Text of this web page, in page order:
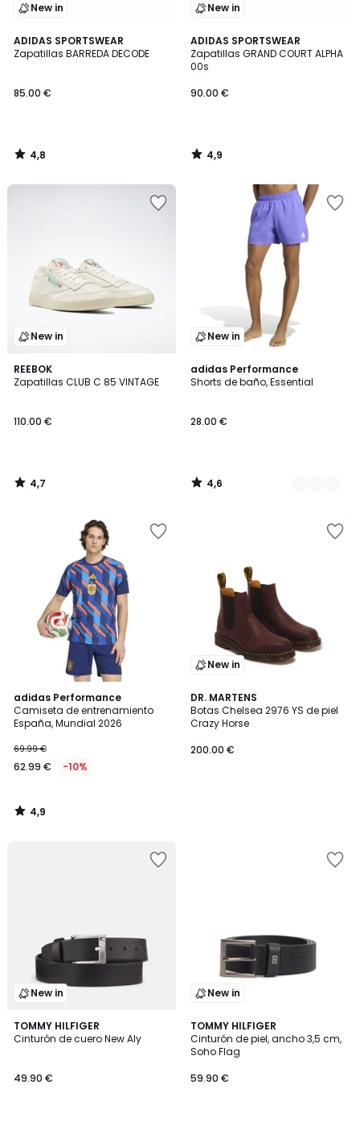
New in
ADIDAS SPORTSWEAR
Zapatillas BARREDA DECODE
85.00 €
4,8
/ 5
4,8
/
New in
ADIDAS SPORTSWEAR
Zapatillas GRAND COURT ALPHA
00s
90.00 €
4,9
/ 5
4,9
/
New in
REEBOK
Zapatillas CLUB C 85 VINTAGE
110.00 €
4,7
/ 5
4,7
/
New in
adidas Performance
Shorts de baño, Essential
28.00 €
4,6
/ 5
2
Colores
4,6
/
adidas Performance
Camiseta de entrenamiento
España, Mundial 2026
69.99 €
62.99 € -10%
4,9
/ 5
4,9
/
New in
DR. MARTENS
Botas Chelsea 2976 YS de piel
Crazy Horse
200.00 €
New in
TOMMY HILFIGER
Cinturón de cuero New Aly
49.90 €
New in
TOMMY HILFIGER
Cinturón de piel, ancho 3,5 cm,
Soho Flag
59.90 €